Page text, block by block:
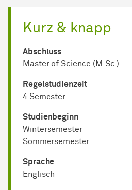
Kurz & knapp
Abschluss
Master of Science (M.Sc.)
Regel­studienzeit
4 Semester
Studienbeginn
Wintersemester
Sommersemester
Sprache
Englisch